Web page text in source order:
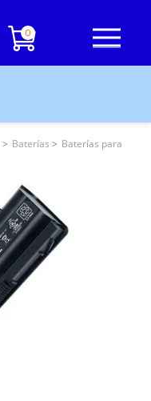
0
Baterías
Baterías para